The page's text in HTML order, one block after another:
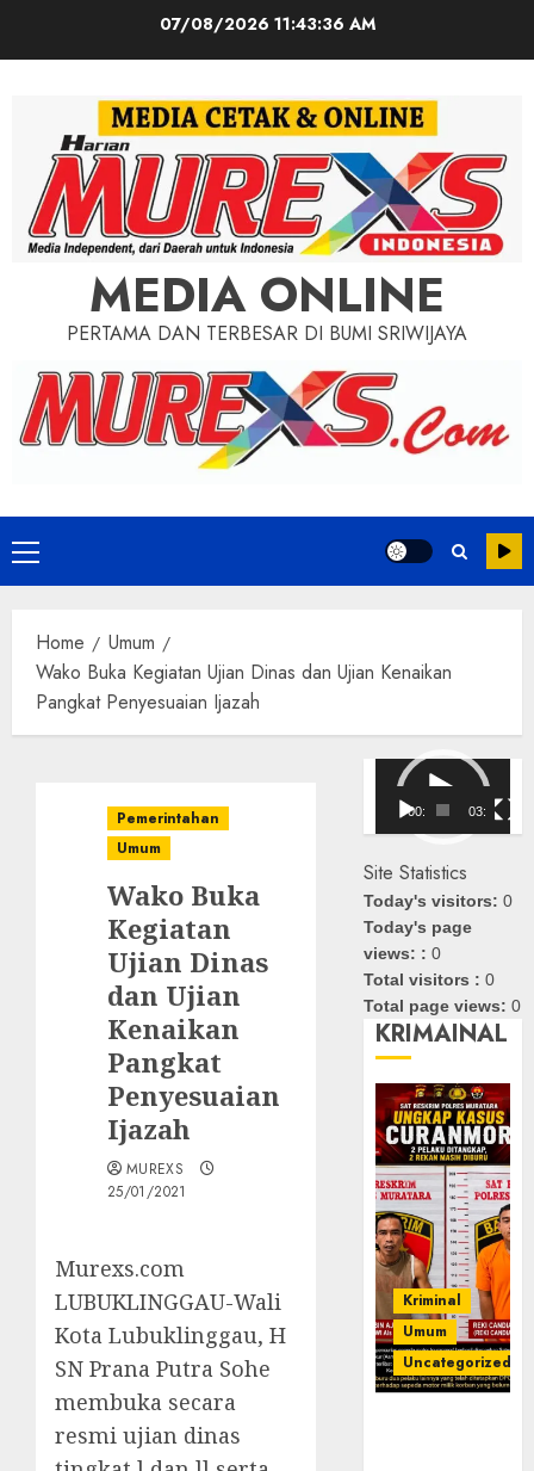
07/08/2026 11:43:38 AM
MEDIA ONLINE
PERTAMA DAN TERBESAR DI BUMI SRIWIJAYA
Primary
Menu
Home
Umum
Wako Buka Kegiatan Ujian Dinas dan Ujian Kenaikan
Pangkat Penyesuaian Ijazah
Pemerintahan
Umum
Wako Buka
Kegiatan
Ujian Dinas
dan Ujian
Kenaikan
Pangkat
Penyesuaian
Ijazah
MUREXS
25/01/2021
Murexs.com
LUBUKLINGGAU-Wali
Kota Lubuklinggau, H
SN Prana Putra Sohe
membuka secara
resmi ujian dinas
Pemutar
Video
00:00 03:08
Site Statistics
Today's visitors:0
Today's page
views: :0
Total visitors :0
Total page views:0
KRIMAINAL
Kriminal
Umum
Uncategorized